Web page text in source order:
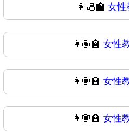
👩🏼‍🏫 女性
👩🏽‍🏫 女性
👩🏾‍🏫 女性
👩🏿‍🏫 女性